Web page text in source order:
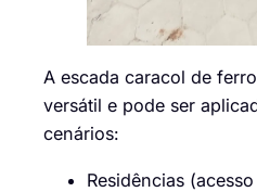
A escada caracol de
versátil e pode ser
cenários:
Residências (acesso